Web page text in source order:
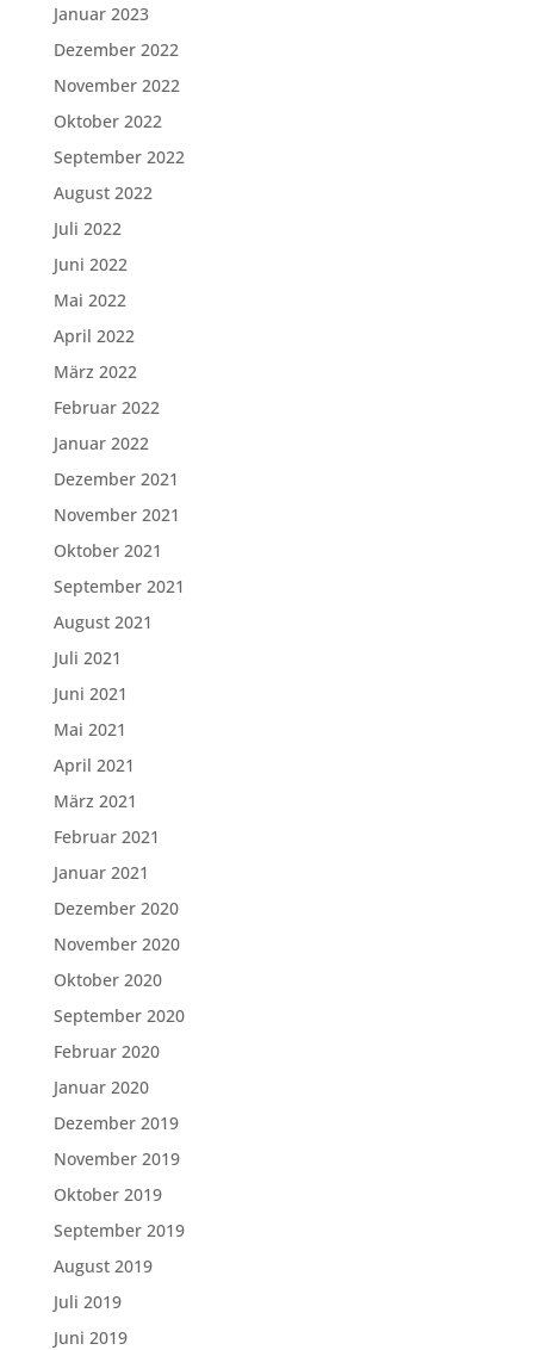
Januar 2023
Dezember 2022
November 2022
Oktober 2022
September 2022
August 2022
Juli 2022
Juni 2022
Mai 2022
April 2022
März 2022
Februar 2022
Januar 2022
Dezember 2021
November 2021
Oktober 2021
September 2021
August 2021
Juli 2021
Juni 2021
Mai 2021
April 2021
März 2021
Februar 2021
Januar 2021
Dezember 2020
November 2020
Oktober 2020
September 2020
Februar 2020
Januar 2020
Dezember 2019
November 2019
Oktober 2019
September 2019
August 2019
Juli 2019
Juni 2019